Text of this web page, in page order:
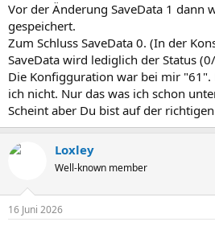
Vor der Änderung SaveData 1 dann
gespeichert.
Zum Schluss SaveData 0. (In der
SaveData wird lediglich der Status
Die Konfigguration war bei mir "61".
ich nicht. Nur das was ich schon
Scheint aber Du bist auf der richtigen
Loxley
Well-known member
16 Juni 2026